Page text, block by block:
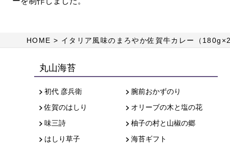
HOME イタリア風味のまろやか佐賀牛カレー（180g×2
丸山海苔
初代 彦兵衛
佐賀のはしり
味三詩
はしり草子
腕前おかずのり
オリーブの木と塩の花
柚子の村と山椒の郷
海苔ギフト